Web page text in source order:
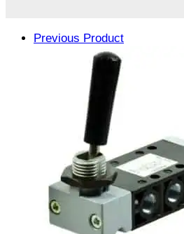
Previous Product